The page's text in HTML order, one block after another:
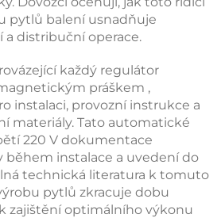
pytlů balení usnadňuje
distribuční operace.
každý regulátor
práškem ,
instalaci, provozní instrukce a
materiály. Tato automatické
220 V dokumentace
instalace a uvedení do
technická literatura k tomuto
pytlů zkracuje dobu
zajištění optimálního výkonu